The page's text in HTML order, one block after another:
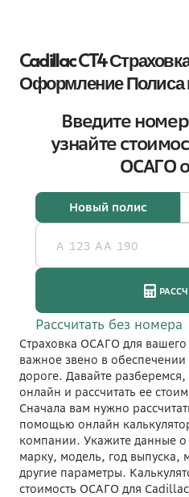
Cadillac CT4
Оформление Полиса
Страховка ОСАГО для
важное звено в
дороге. Давайте разберемся,
онлайн и рассчитать ее
Сначала вам нужно
помощью онлайн
компании. Укажите данные
марку, модель, год выпуска,
другие параметры.
стоимость ОСАГО для Cadillac